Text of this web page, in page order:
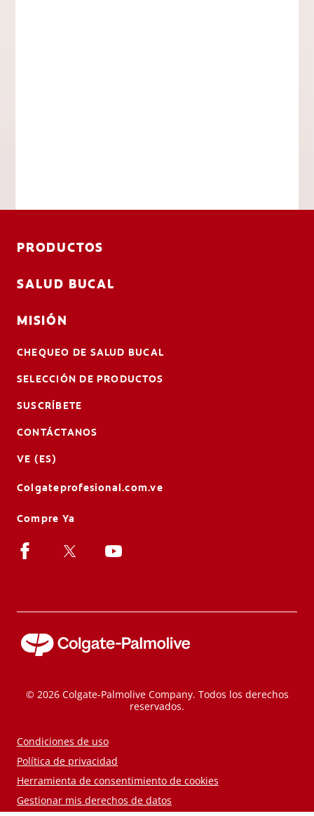
PRODUCTOS
SALUD BUCAL
MISIÓN
CHEQUEO DE SALUD BUCAL
SELECCIÓN DE PRODUCTOS
SUSCRÍBETE
CONTÁCTANOS
VE (ES)
Colgateprofesional.com.ve
Compre Ya
© 2026 Colgate-Palmolive Company. Todos los derechos
reservados.
Condiciones de uso
Política de privacidad
Herramienta de consentimiento de cookies
Gestionar mis derechos de datos